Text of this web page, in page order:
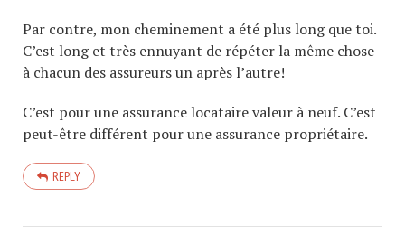
Par contre, mon cheminement a été plus long que toi.
C’est long et très ennuyant de répéter la même chose
à chacun des assureurs un après l’autre!
C’est pour une assurance locataire valeur à neuf. C’est
peut-être différent pour une assurance propriétaire.
REPLY